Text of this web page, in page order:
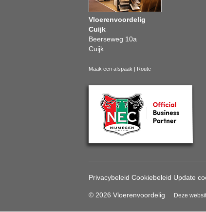
Vloerenvoordelig
Cuijk
Beerseweg 10a
Cuijk
Maak een afspaak Route
Privacybeleid Cookiebeleid Update
© 2026 Vloerenvoordelig Deze